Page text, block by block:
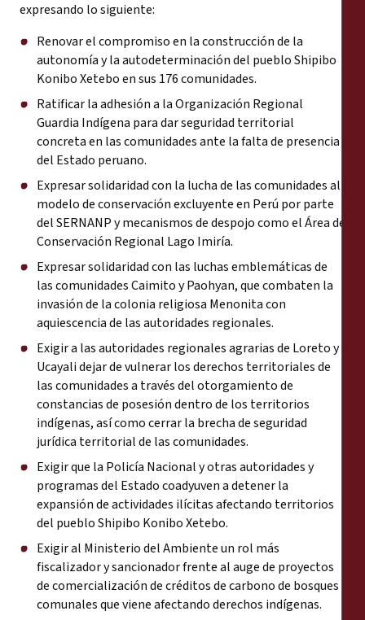
expresando lo siguiente:
Renovar el compromiso en la construcción de la
autonomía y la autodeterminación del pueblo Shipibo
Konibo Xetebo en sus 176 comunidades.
Ratificar la adhesión a la Organización Regional
Guardia Indígena para dar seguridad territorial
concreta en las comunidades ante la falta de presencia
del Estado peruano.
Expresar solidaridad con la lucha de las comunidades al
modelo de conservación excluyenteen Perú por parte
del SERNANP y mecanismos de despojo como el Área de
Conservación Regional Lago Imiría.
Expresar solidaridad con las luchas emblemáticas de
las comunidades Caimitoy Paohyan, que combaten la
invasión de la colonia religiosa Menonita con
aquiescencia de las autoridades regionales.
Exigir a las autoridades regionales agrarias de Loreto y
Ucayali dejar de vulnerar los derechos territoriales de
las comunidades a través del otorgamiento de
constancias de posesión dentro de los territorios
indígenas, así como cerrar la brecha de seguridad
jurídica territorial de las comunidades.
Exigir que la Policía Nacional y otras autoridades y
programas del Estado coadyuven a detener la
expansión de actividades ilícitas afectando territorios
del pueblo Shipibo Konibo Xetebo.
Exigir al Ministerio del Ambiente un rol más
fiscalizador y sancionador frente al auge de proyectos
de comercialización de créditos de carbono de bosques
comunales que viene afectando derechos indígenas.